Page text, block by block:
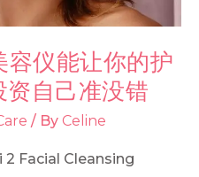
容仪能让你的护
自己准没错
/ By Celine
2 Facial Cleansing